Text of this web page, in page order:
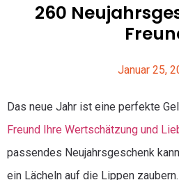
260
Januar 25,
Das neue Jahr ist eine perfekte
Freund Ihre Wertschätzung und
passendes Neujahrsgeschenk
ein Lächeln auf die Lippen